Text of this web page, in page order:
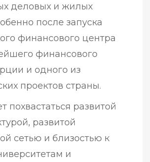
деловых и жилых
после запуска
финансового центра
финансового
и одного из
проектов страны.
похвастаться развитой
развитой
сетью и близостью к
и